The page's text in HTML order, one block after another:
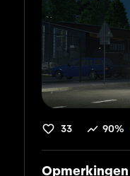
33 90%
Opmerkingen